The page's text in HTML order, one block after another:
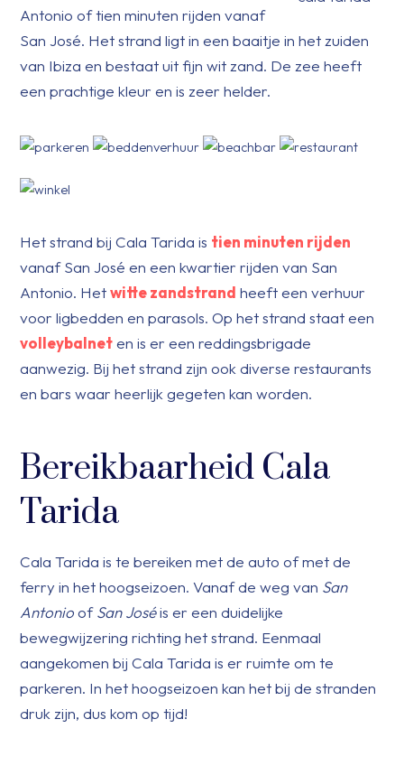
Antonio of tien minuten rijden vanaf
San José. Het strand ligt in een baaitje in het zuiden
van Ibiza en bestaat uit fijn wit zand. De zee heeft
een prachtige kleur en is zeer helder.
Het strand bij Cala Tarida is tien minuten rijden
vanaf San José en een kwartier rijden van San
Antonio. Hetwitte zandstrand heeft een verhuur
voor ligbedden en parasols. Op het strand staat een
volleybalneten is er een reddingsbrigade
aanwezig. Bij het strand zijn ook diverse restaurants
en bars waar heerlijk gegeten kan worden.
Bereikbaarheid Cala
Tarida
Cala Tarida is te bereiken met de auto of met de
ferry in het hoogseizoen. Vanaf de weg van San
AntonioofSan Joséis er een duidelijke
bewegwijzering richting het strand. Eenmaal
aangekomen bij Cala Tarida is er ruimte om te
parkeren. In het hoogseizoen kan het bij de stranden
druk zijn, dus kom op tijd!